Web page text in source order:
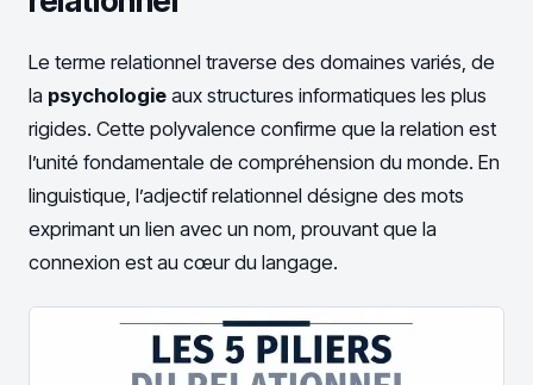
Le terme relationnel traverse des domaines variés, de
la psychologie aux structures informatiques les plus
rigides. Cette polyvalence confirme que la relation est
l’unité fondamentale de compréhension du monde. En
linguistique, l’adjectif relationnel désigne des mots
exprimant un lien avec un nom, prouvant que la
connexion est au cœur du langage.